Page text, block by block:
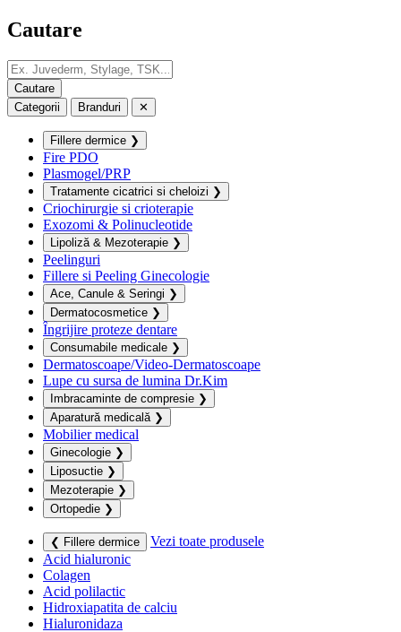
Cautare
Categorii Branduri ✕
Fillere dermice ❯
Fire PDO
Plasmogel/PRP
Tratamente cicatrici si cheloizi ❯
Criochirurgie si crioterapie
Exozomi & Polinucleotide
Lipoliză & Mezoterapie ❯
Peelinguri
Fillere si Peeling Ginecologie
Ace, Canule & Seringi ❯
Dermatocosmetice ❯
Îngrijire proteze dentare
Consumabile medicale ❯
Dermatoscoape/Video-Dermatoscoape
Lupe cu sursa de lumina Dr.Kim
Imbracaminte de compresie ❯
Aparatură medicală ❯
Mobilier medical
Ginecologie ❯
Liposuctie ❯
Mezoterapie ❯
Ortopedie ❯
❮ Fillere dermice
Vezi toate produsele
Acid hialuronic
Colagen
Acid polilactic
Hidroxiapatita de calciu
Hialuronidaza